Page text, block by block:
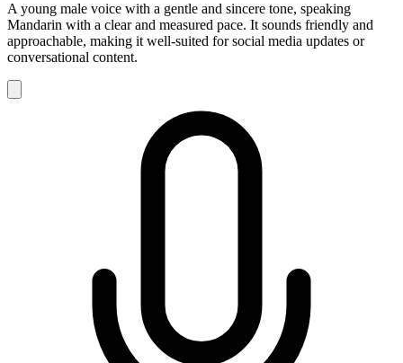
A young male voice with a gentle and sincere tone, speaking
Mandarin with a clear and measured pace. It sounds friendly and
approachable, making it well-suited for social media updates or
conversational content.